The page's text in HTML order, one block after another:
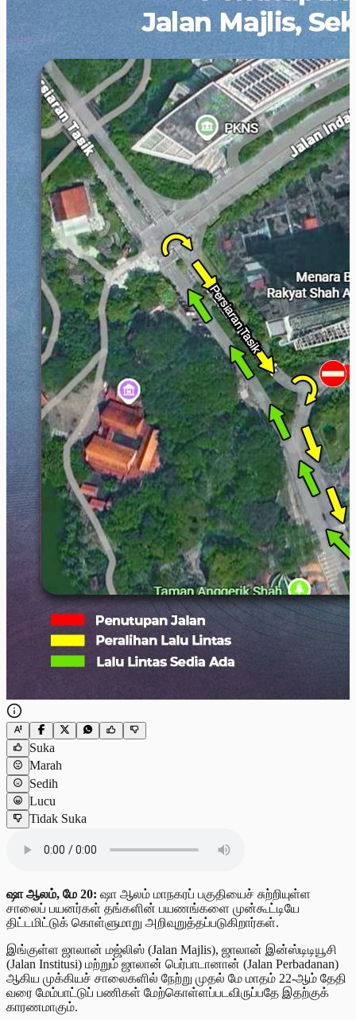
Suka
Marah
Sedih
Lucu
Tidak Suka
ஷா ஆலம், மே 20: ஷா ஆலம் மாநகரப் பகுதியைச் சுற்றியுள்ள
சாலைப் பயனர்கள் தங்களின் பயணங்களை முன்கூட்டியே
திட்டமிட்டுக் கொள்ளுமாறு அறிவுறுத்தப்படுகிறார்கள்.
இங்குள்ள ஜாலான் மஜ்லிஸ் (Jalan Majlis), ஜாலான் இன்ஸ்டிடியூசி
(Jalan Institusi) மற்றும் ஜாலான் பெர்பாடானான் (Jalan Perbadanan)
ஆகிய முக்கியச் சாலைகளில் நேற்று முதல் மே மாதம் 22-ஆம் தேதி
வரை மேம்பாட்டுப் பணிகள் மேற்கொள்ளப்படவிருப்பதே இதற்குக்
காரணமாகும்.